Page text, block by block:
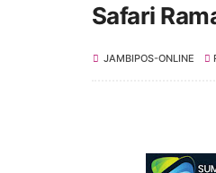
Safari
JAMBIPOS-ONLINE